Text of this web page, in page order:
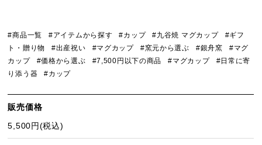
#商品一覧 #アイテムから探す #カップ #九谷焼 マグカップ
#ギフ
ト・贈り物
#出産祝い #マグカップ #窯元から選ぶ #銀舟窯
#マグ
カップ
#価格から選ぶ #7,500円以下の商品 #マグカップ
#日常に寄
り添う器
#カップ
販売価格
5,500円(税込)